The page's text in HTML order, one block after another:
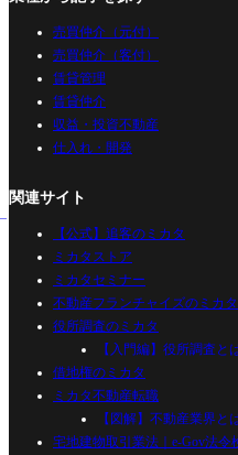
売買仲介（元付）
売買仲介（客付）
賃貸管理
賃貸仲介
収益・投資不動産
仕入れ・開発
関連サイト
【公式】追客のミカタ
ミカタストア
ミカタセミナー
不動産フランチャイズのミカタ
役所調査のミカタ
【入門編】役所調査
借地権のミカタ
ミカタ不動産転職
【図解】不動産業界
宅地建物取引業法｜e-Gov法令